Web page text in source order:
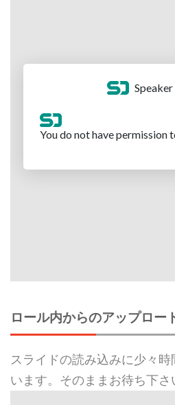
ロール内からのアップロー
スライドの読み込みに少々
います。そのままお待ち下さ